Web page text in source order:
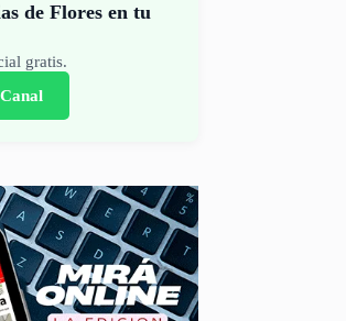
de Flores en tu
gratis.